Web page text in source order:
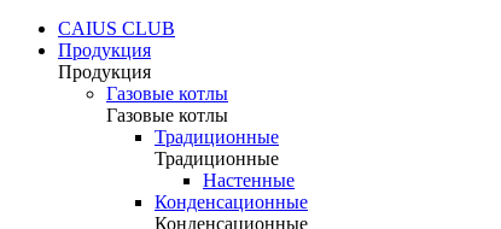
CAIUS CLUB
Продукция
Продукция
Газовые котлы
Газовые котлы
Традиционные
Традиционные
Настенные
Конденсационные
Конденсационные